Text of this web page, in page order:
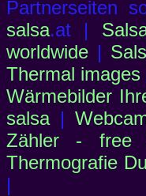
Partnerseiten
salsa.at |
worldwide |
Thermal images
Wärmebilder
salsa|
Zähler - free
Thermografie
|